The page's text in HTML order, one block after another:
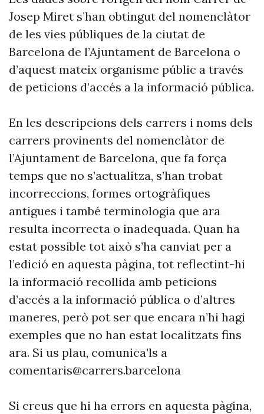
Josep Miret s’han obtingut del nomenclàtor
de les vies públiques de la ciutat de
Barcelona de l’Ajuntament de Barcelona o
d’aquest mateix organisme públic a través
de peticions d’accés a la informació pública.
En les descripcions dels carrers i noms dels
carrers provinents del nomenclàtor de
l’Ajuntament de Barcelona, que fa força
temps que no s’actualitza, s’han trobat
incorreccions, formes ortogràfiques
antigues i també terminologia que ara
resulta incorrecta o inadequada. Quan ha
estat possible tot això s’ha canviat per a
l’edició en aquesta pàgina, tot reflectint-hi
la informació recollida amb peticions
d’accés a la informació pública o d’altres
maneres, però pot ser que encara n’hi hagi
exemples que no han estat localitzats fins
ara. Si us plau, comunica’ls a
comentaris@carrers.barcelona
Si creus que hi ha errors en aquesta pàgina,